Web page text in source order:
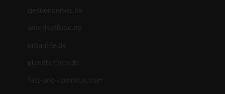
gesuendernet.de
worldsoffood.de
urbanlife.de
planetoftech.de
fast-and-luxurious.com